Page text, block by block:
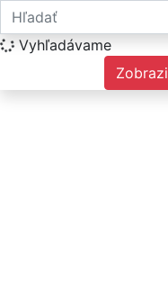
Vyhľadávame